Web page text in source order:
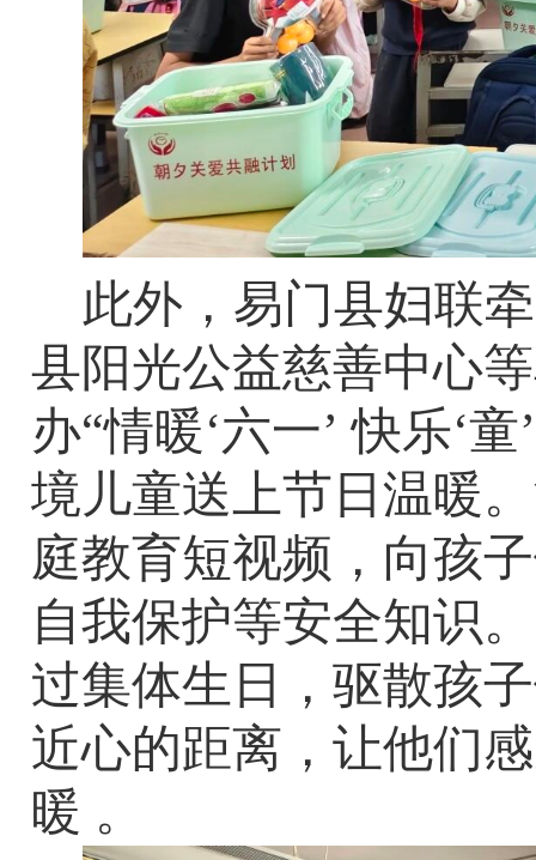
此外，易门县妇联
县阳光公益慈善中心
办“情暖‘六一’ 快乐‘
境儿童送上节日温暖
庭教育短视频，向孩
自我保护等安全知识
过集体生日，驱散孩
近心的距离，让他们
暖 。